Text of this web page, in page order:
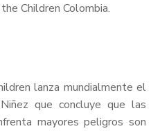
Children Colombia.
lanza mundialmente el
que concluye que las
mayores peligros son